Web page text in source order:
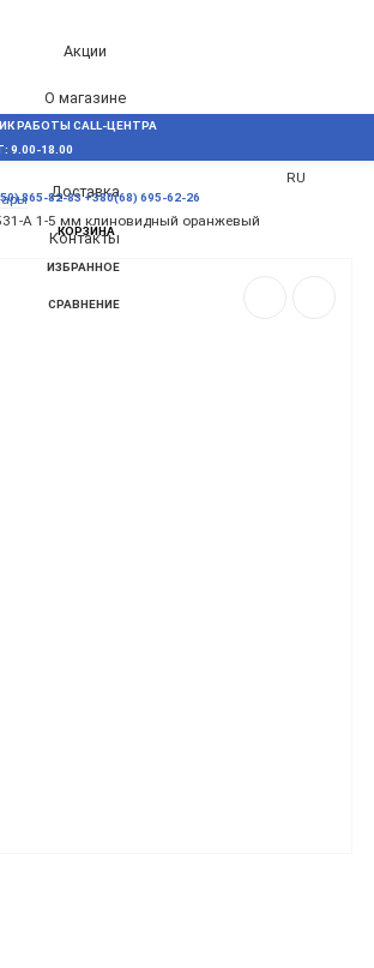
Акции
О магазине
Блог
Доставка
Контакты
RU
РАБОТЫ CALL-ЦЕНТРА
9.00-18.00
865-82-83 +380(68) 695-62-26
КОРЗИНА
ИЗБРАННОЕ
СРАВНЕНИЕ
A 1-5 мм клиновидный оранжевый